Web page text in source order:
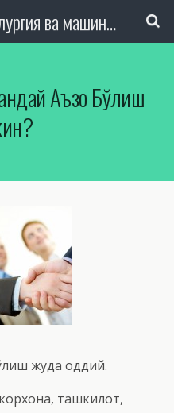
Ўзбекистон металлургия ва машинасозлик саноати тармоқлари ходимлари касаба уюшмаси Республика Кенгаши
Аъзо Бўлиш
жуда оддий.
ташкилот,